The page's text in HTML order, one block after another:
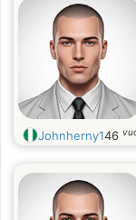
Johnherny146